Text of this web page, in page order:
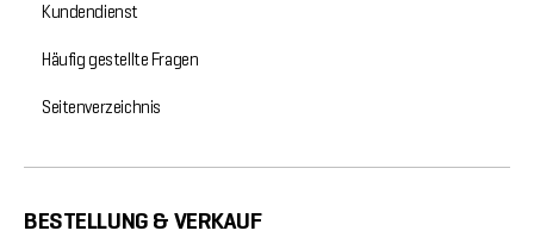
Kundendienst
Häufig gestellte Fragen
Seitenverzeichnis
BESTELLUNG & VERKAUF